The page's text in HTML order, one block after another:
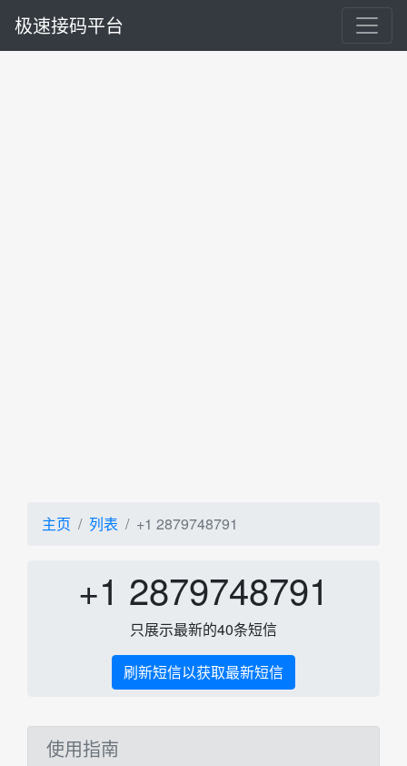
极速接码平台
主页 列表 +1 2879748791
+1 2879748791
只展示最新的40条短信
刷新短信以获取最新短信
使用指南